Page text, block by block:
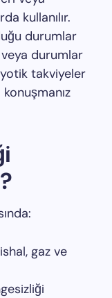
kullanılır.
durumlar
veya durumlar
takviyeler
gaz ve